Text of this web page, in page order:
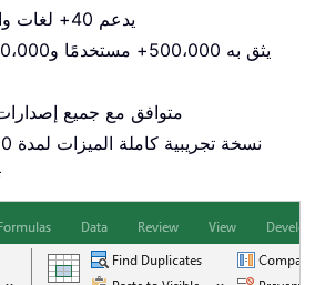
🌍 يدعم 40+ لغات واجهة المستخدم
🚀 متوافق مع جميع